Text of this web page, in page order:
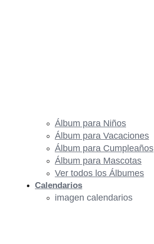
Álbum para Niños
Álbum para Vacaciones
Álbum para Cumpleaños
Álbum para Mascotas
Ver todos los Álbumes
Calendarios
imagen calendarios